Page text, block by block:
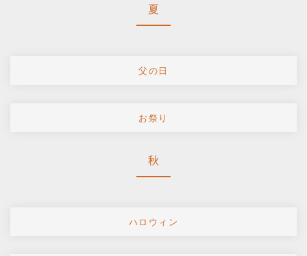
夏
父の日
お祭り
秋
ハロウィン